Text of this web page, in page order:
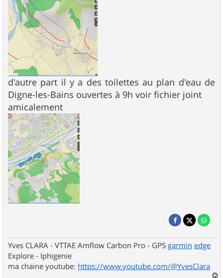
d'autre part il y a des toilettes au plan d'eau de
Digne-les-Bains ouvertes à 9h voir fichier joint
amicalement
Yves CLARA - VTTAE Amflow Carbon Pro - GPS garmin edge
Explore - Iphigenie
ma chaine youtube: https://www.youtube.com/@YvesClara